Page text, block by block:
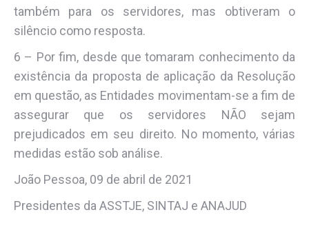
também para os servidores, mas obtiveram o
silêncio como resposta.
6 – Por fim, desde que tomaram conhecimento da
existência da proposta de aplicação da Resolução
em questão, as Entidades movimentam-se a fim de
assegurar que os servidores NÃO sejam
prejudicados em seu direito. No momento, várias
medidas estão sob análise.
João Pessoa, 09 de abril de 2021
Presidentes da ASSTJE, SINTAJ e ANAJUD